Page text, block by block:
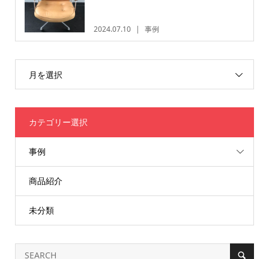
2024.07.10 事例
月を選択
カテゴリー選択
事例
商品紹介
未分類